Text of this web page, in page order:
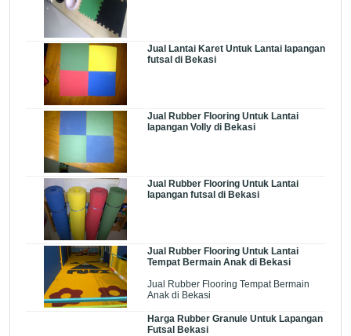
Jual Lantai Karet Untuk Lantai lapangan
futsal di Bekasi
Jual Rubber Flooring Untuk Lantai
lapangan Volly di Bekasi
Jual Rubber Flooring Untuk Lantai
lapangan futsal di Bekasi
Jual Rubber Flooring Untuk Lantai
Tempat Bermain Anak di Bekasi
Jual Rubber Flooring Tempat Bermain
Anak di Bekasi
Harga Rubber Granule Untuk Lapangan
Futsal Bekasi